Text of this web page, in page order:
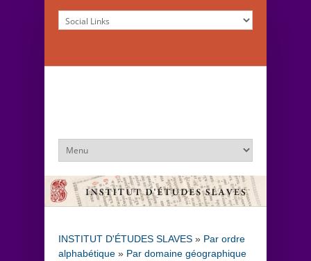
INSTITUT D'ÉTUDES SLAVES » Par ordre
alphabétique » Par domaine géographique